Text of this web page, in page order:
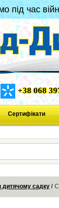
під час
+38 068
Сертифікати
дитячому садку